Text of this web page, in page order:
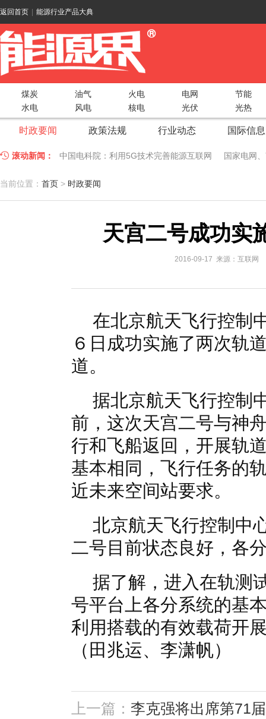
返回首页 能源行业产品大典
煤炭 油气 火电 电网
节能
水电
风电 核电 光伏 光热
时政要闻 政策法规 行业动态 国际信息
滚动新闻： 中国电科院：利用5G技术完善能源互联网 国家电网
江苏车牛山岛智能微电网验收投运
因储能而智慧，为储能而创新——第五届国际储能峰会
低温冷凝技术助力大气污染防治，打造清洁型绿色工业
当前位置： 首页 > 时政要闻
天宫二号成功实
2016-09-17 来源：互联网
在北京航天飞行控制
６日成功实施了两次轨
道。
据北京航天飞行控制
前，这次天宫二号与神
行和飞船返回，开展轨
基本相同，飞行任务的
近未来空间站要求。
北京航天飞行控制中
二号目前状态良好，各
据了解，进入在轨测
号平台上各分系统的基
利用搭载的有效载荷开
（田兆运、李潇帆）
上一篇： 李克强将出席第71